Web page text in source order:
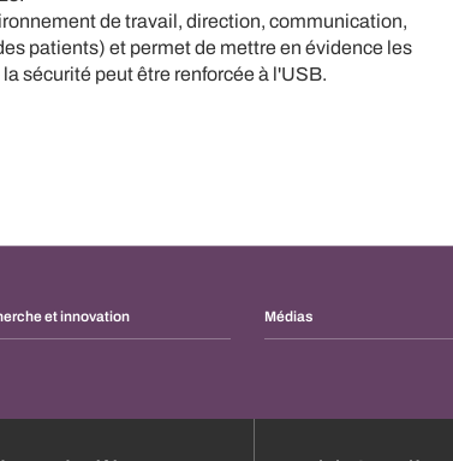
de travail, direction, communication,
patients) et permet de mettre en évidence les
sécurité peut être renforcée à l'USB.
et innovation Médias